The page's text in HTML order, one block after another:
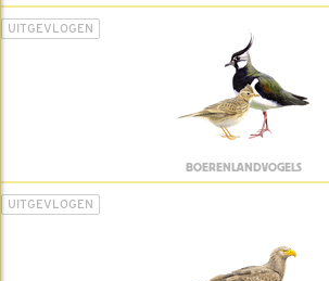
UITGEVLOGEN
BOERENLANDVOGELS
UITGEVLOGEN